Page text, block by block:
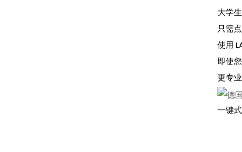
大学
只需
使用
即使
更专
一键式